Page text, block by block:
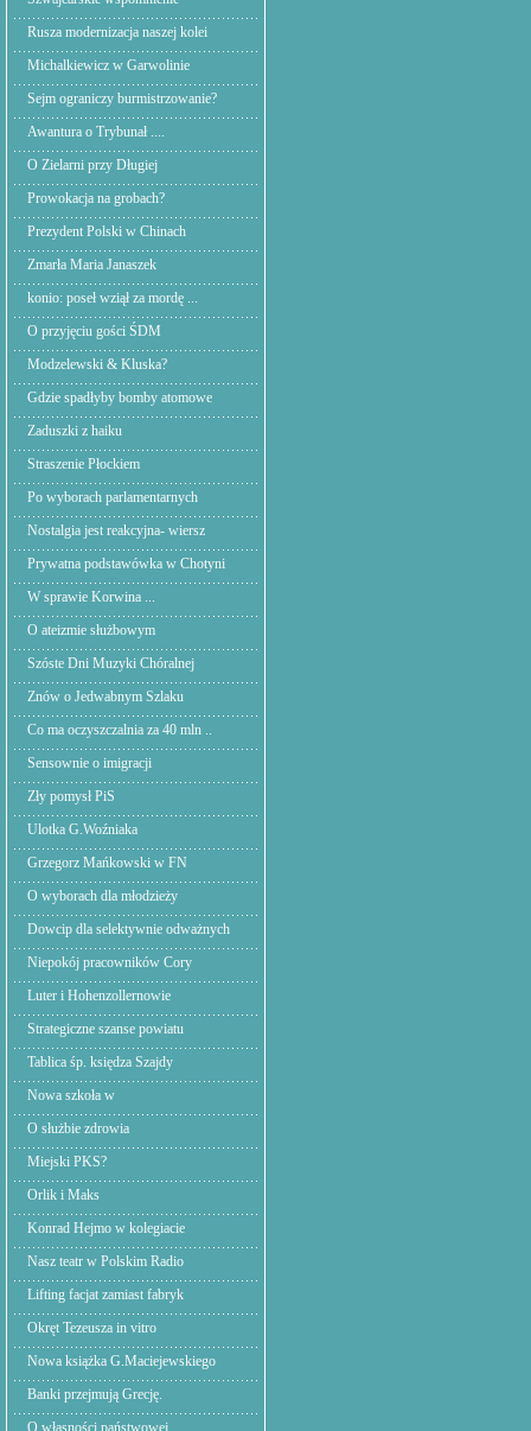
Rusza modernizacja naszej kolei
Michalkiewicz w Garwolinie
Sejm ograniczy burmistrzowanie?
Awantura o Trybunał ....
O Zielarni przy Długiej
Prowokacja na grobach?
Prezydent Polski w Chinach
Zmarła Maria Janaszek
konio: poseł wziął za mordę ...
O przyjęciu gości ŚDM
Modzelewski & Kluska?
Gdzie spadłyby bomby atomowe
Zaduszki z haiku
Straszenie Płockiem
Po wyborach parlamentarnych
Nostalgia jest reakcyjna- wiersz
Prywatna podstawówka w Chotyni
W sprawie Korwina ...
O ateizmie służbowym
Szóste Dni Muzyki Chóralnej
Znów o Jedwabnym Szlaku
Co ma oczyszczalnia za 40 mln ..
Sensownie o imigracji
Zły pomysł PiS
Ulotka G.Woźniaka
Grzegorz Mańkowski w FN
O wyborach dla młodzieży
Dowcip dla selektywnie odważnych
Niepokój pracowników Cory
Luter i Hohenzollernowie
Strategiczne szanse powiatu
Tablica śp. księdza Szajdy
Nowa szkoła w
O służbie zdrowia
Miejski PKS?
Orlik i Maks
Konrad Hejmo w kolegiacie
Nasz teatr w Polskim Radio
Lifting facjat zamiast fabryk
Okręt Tezeusza in vitro
Nowa książka G.Maciejewskiego
Banki przejmują Grecję.
O własności państwowej